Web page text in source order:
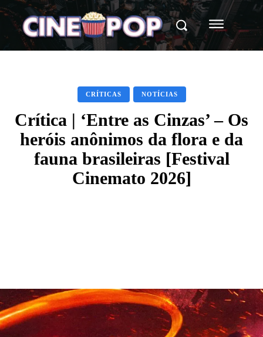
CRÍTICAS NOTÍCIAS
Crítica | ‘Entre as Cinzas’ – Os
heróis anônimos da flora e da
fauna brasileiras [Festival
Cinemato 2026]